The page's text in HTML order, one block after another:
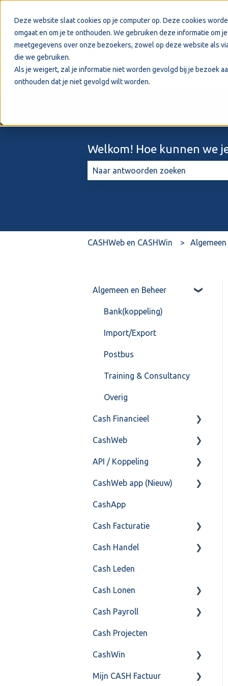
Deze website slaat cookies op je computer op. Deze cookies
omgaat en om je te onthouden. We gebruiken deze informatie om
meetgegevens over onze bezoekers, zowel op deze website als
die we gebruiken.
Als je weigert, zal je informatie niet worden gevolgd bij je bezoek
onthouden dat je niet gevolgd wilt worden.
Welkom! Hoe kunnen we
CASHWeb en CASHWin
Algemeen en Beheer
Bank(koppeling)
Import/Export
Postbus
Training & Consultancy
Overig
Cash Financieel
Boekhoud
Fiscaal
Overig
CashWeb
CashHero Layout
Mailen vanuit CASHWeb
Algemeen gebruik
API / Koppeling
Algemeen
Api 3.0 (SOAP API)
API 4.0 (REST API)
CashWeb app (Nieuw)
Veel gestelde vragen
CashApp
Cash Facturatie
Factureren
Instellingen
Algemeen
Formulierlayout
Cash Handel
Inkoop
Verkoop
Voorraad
Overig
VoorraadService &
Cash Leden
Cash Lonen
Algemeen
Inrichting
Jaarafsluiting
Salarisberekening
Cash Payroll
Aangifte
Algemeen
Basis Training
Cash Projecten
CashWin
Overig
Mijn CASH Factuur